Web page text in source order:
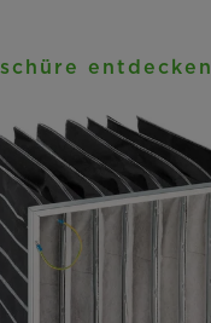
entdecken